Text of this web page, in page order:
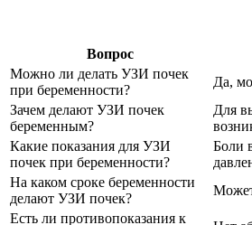
Вопрос
Можно ли делать УЗИ почек
при беременности?
Да,
Зачем делают УЗИ почек
беременным?
Для
Какие показания для УЗИ
почек при беременности?
Боли
На каком сроке беременности
делают УЗИ почек?
Есть ли противопоказания к